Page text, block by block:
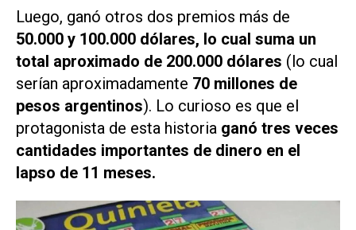
Luego, ganó otros dos premios más de
50.000 y 100.000 dólares, lo cual suma un
total aproximado de 200.000 dólares (lo cual
serían aproximadamente 70 millones de
pesos argentinos). Lo curioso es que el
protagonista de esta historia ganó tres veces
cantidades importantes de dinero en el
lapso de 11 meses.